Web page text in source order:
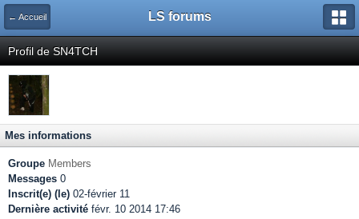
← Accueil LS forums
Profil de SN4TCH
Mes informations
Groupe Members
Messages 0
Inscrit(e) (le) 02-février 11
Dernière activité févr. 10 2014 17:46